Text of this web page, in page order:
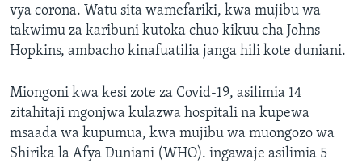
vya corona. Watu sita wamefariki, kwa mujibu wa
takwimu za karibuni kutoka chuo kikuu cha Johns
Hopkins, ambacho kinafuatilia janga hili kote duniani.
Miongoni kwa kesi zote za Covid-19, asilimia 14
zitahitaji mgonjwa kulazwa hospitali na kupewa
msaada wa kupumua, kwa mujibu wa muongozo wa
Shirika la Afya Duniani (WHO). ingawaje asilimia 5